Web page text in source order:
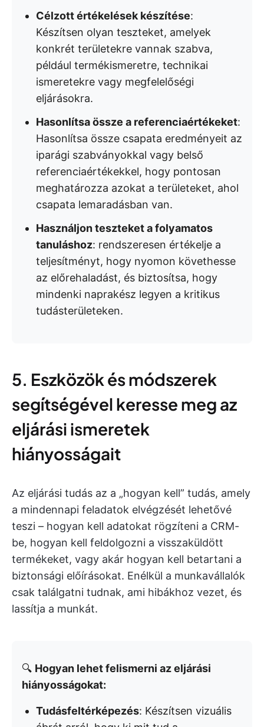
Célzott értékelések készítése:
Készítsen olyan teszteket, amelyek
konkrét területekre vannak szabva,
például termékismeretre, technikai
ismeretekre vagy megfelelőségi
eljárásokra.
Hasonlítsa össze a referenciaértékeket:
Hasonlítsa össze csapata eredményeit az
iparági szabványokkal vagy belső
referenciaértékekkel, hogy pontosan
meghatározza azokat a területeket, ahol
csapata lemaradásban van.
Használjon teszteket a folyamatos
tanuláshoz: rendszeresen értékelje a
teljesítményt, hogy nyomon követhesse
az előrehaladást, és biztosítsa, hogy
mindenki naprakész legyen a kritikus
tudásterületeken.
5. Eszközök és módszerek
segítségével keresse meg az
eljárási ismeretek
hiányosságait
Az eljárási tudás az a „hogyan kell” tudás, amely
a mindennapi feladatok elvégzését lehetővé
teszi – hogyan kell adatokat rögzíteni a CRM-
be, hogyan kell feldolgozni a visszaküldött
termékeket, vagy akár hogyan kell betartani a
biztonsági előírásokat. Enélkül a munkavállalók
csak találgatni tudnak, ami hibákhoz vezet, és
lassítja a munkát.
🔍 Hogyan lehet felismerni az eljárási
hiányosságokat:
Tudásfeltérképezés: Készítsen vizuális